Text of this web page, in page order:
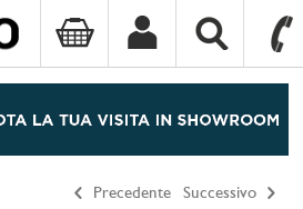
Precedente Successivo